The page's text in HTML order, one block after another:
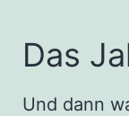
Das
Und dann